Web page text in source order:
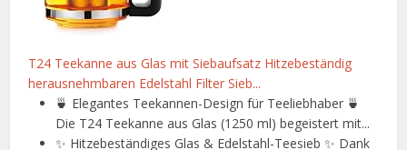
T24 Teekanne aus Glas mit Siebaufsatz Hitzebeständig
herausnehmbaren Edelstahl Filter Sieb...
🍵 Elegantes Teekannen-Design für Teeliebhaber 🍵
Die T24 Teekanne aus Glas (1250 ml) begeistert mit...
✨ Hitzebeständiges Glas & Edelstahl-Teesieb ✨ Dank